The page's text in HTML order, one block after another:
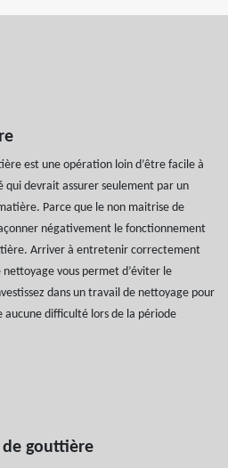
est une opération loin d’être facile à
qui devrait assurer seulement par un
Parce que le non maitrise de
négativement le fonctionnement
Arriver à entretenir correctement
vous permet d’éviter le
dans un travail de nettoyage pour
difficulté lors de la période
de gouttière